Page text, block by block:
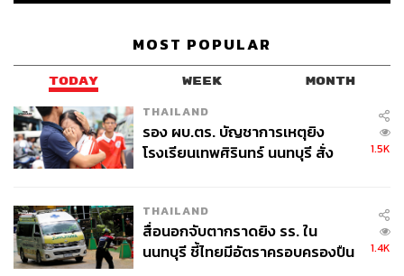
MOST POPULAR
TODAY WEEK MONTH
THAILAND
รอง ผบ.ตร. บัญชาการเหตุยิง
โรงเรียนเทพศิรินทร์ นนทบุรี สั่ง
1.5K
THAILAND
สื่อนอกจับตากราดยิง รร. ใน
นนทบุรี ชี้ไทยมีอัตราครอบครองปืน
1.4K